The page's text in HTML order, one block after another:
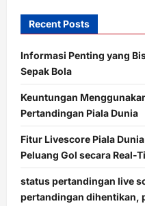
Recent Posts
Informasi Penting yang
Sepak Bola
Keuntungan
Pertandingan Piala Dunia
Fitur Livescore Piala
Peluang Gol secara Real-
status pertandingan live
pertandingan dihentikan,